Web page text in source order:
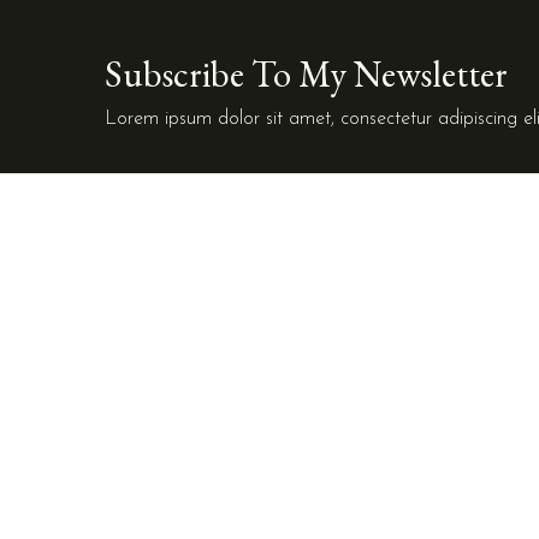
Subscribe To My Newsletter
Lorem ipsum dolor sit amet, consectetur adipiscing